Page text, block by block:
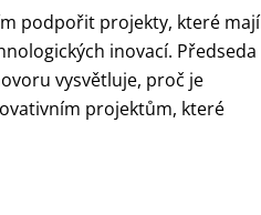
podpořit projekty, které mají
inovací. Předseda
vysvětluje, proč je
projektům, které